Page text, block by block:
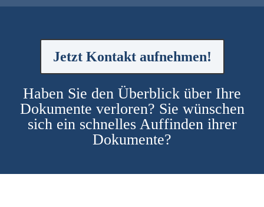
Jetzt Kontakt aufnehmen!
Haben Sie den Überblick über Ihre
Dokumente verloren? Sie wünschen
sich ein schnelles Auffinden ihrer
Dokumente?